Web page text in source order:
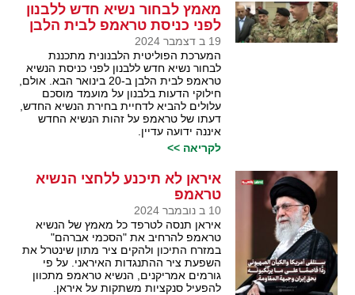
מאמץ לבחור נשיא חדש ללבנון
לפני כניסת טראמפ לבית הלבן
19 ב דצמבר 2024
המערכת הפוליטית הלבנונית מתכננת
לבחור נשיא חדש ללבנון לפני כניסת הנשיא
טראמפ לבית הלבן ב-20 בינואר הבא. אולם,
חילוקי הדעות בלבנון על מועמד מוסכם
עלולים להביא לדחיית בחירת הנשיא החדש,
דעתו של טראמפ על זהות הנשיא החדש
איננה ידועה עדיין.
לקריאה >>
איראן לא תיכנע ללחצי הנשיא
טראמפ
10 ב נובמבר 2024
איראן תנסה לטרפד כל מאמץ של הנשיא
טראמפ להרחיב את "הסכמי אברהם"
במזרח התיכון ולהקים ציר מתון שינטרל את
השפעת ציר ההתנגדות האיראני. על פי
גורמים אמריקנים, הנשיא טראמפ מתכוון
להפעיל סנקציות משתקות על איראן.